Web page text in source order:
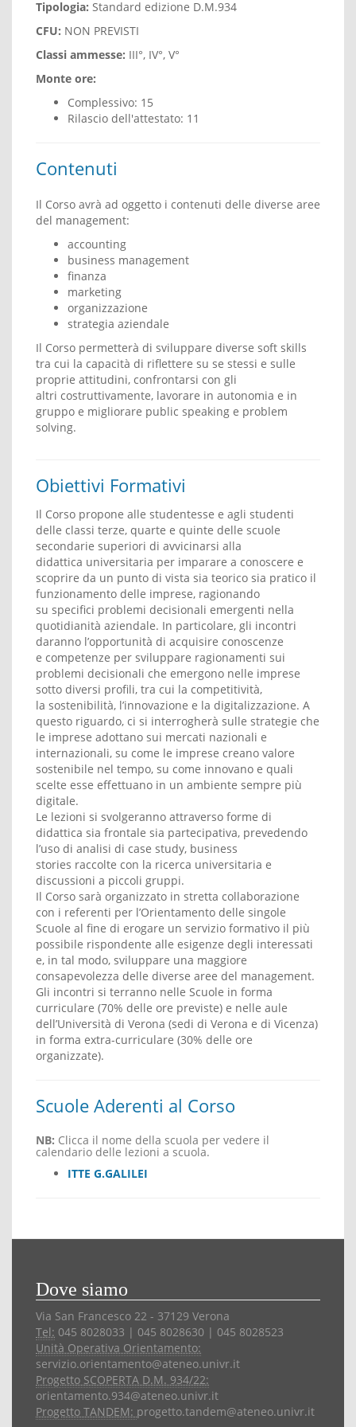
Tipologia: Standard edizione D.M.934
CFU: NON PREVISTI
Classi ammesse: III°, IV°, V°
Monte ore:
Complessivo: 15
Rilascio dell'attestato: 11
Contenuti
Il Corso avrà ad oggetto i contenuti delle diverse aree
del management:
accounting
business management
finanza
marketing
organizzazione
strategia aziendale
Il Corso permetterà di sviluppare diverse soft skills
tra cui la capacità di riflettere su se stessi e sulle
proprie attitudini, confrontarsi con gli
altri costruttivamente, lavorare in autonomia e in
gruppo e migliorare public speaking e problem
solving.
Obiettivi Formativi
Il Corso propone alle studentesse e agli studenti
delle classi terze, quarte e quinte delle scuole
secondarie superiori di avvicinarsi alla
didattica universitaria per imparare a conoscere e
scoprire da un punto di vista sia teorico sia pratico il
funzionamento delle imprese, ragionando
su specifici problemi decisionali emergenti nella
quotidianità aziendale. In particolare, gli incontri
daranno l’opportunità di acquisire conoscenze
e competenze per sviluppare ragionamenti sui
problemi decisionali che emergono nelle imprese
sotto diversi profili, tra cui la competitività,
la sostenibilità, l’innovazione e la digitalizzazione. A
questo riguardo, ci si interrogherà sulle strategie che
le imprese adottano sui mercati nazionali e
internazionali, su come le imprese creano valore
sostenibile nel tempo, su come innovano e quali
scelte esse effettuano in un ambiente sempre più
digitale.
Le lezioni si svolgeranno attraverso forme di
didattica sia frontale sia partecipativa, prevedendo
l’uso di analisi di case study, business
stories raccolte con la ricerca universitaria e
discussioni a piccoli gruppi.
Il Corso sarà organizzato in stretta collaborazione
con i referenti per l’Orientamento delle singole
Scuole al fine di erogare un servizio formativo il più
possibile rispondente alle esigenze degli interessati
e, in tal modo, sviluppare una maggiore
consapevolezza delle diverse aree del management.
Gli incontri si terranno nelle Scuole in forma
curriculare (70% delle ore previste) e nelle aule
dell’Università di Verona (sedi di Verona e di Vicenza)
in forma extra-curriculare (30% delle ore
organizzate).
Scuole Aderenti al Corso
NB: Clicca il nome della scuola per vedere il
calendario delle lezioni a scuola.
ITTE G.GALILEI
Dove siamo
Via San Francesco 22 - 37129 Verona
Tel: 045 8028033 | 045 8028630 | 045 8028523
Unità Operativa Orientamento:
servizio.orientamento@ateneo.univr.it
Progetto SCOPERTA D.M. 934/22:
orientamento.934@ateneo.univr.it
Progetto TANDEM: progetto.tandem@ateneo.univr.it